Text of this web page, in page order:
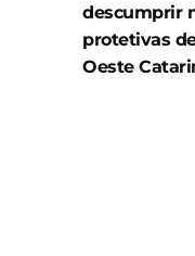
descumprir
protetivas
Oeste